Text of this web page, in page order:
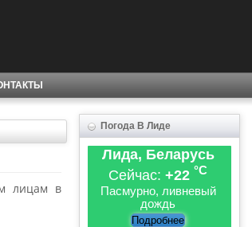
лицам в
Погода В Лиде
Лида, Беларусь
Сейчас: +22 °C
Пасмурно, ливневый
дождь
Подробнее